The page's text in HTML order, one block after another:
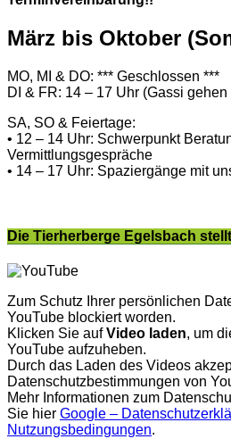
März bis Oktober
MO, MI & DO: *** Geschlossen ***
DI & FR: 14 – 17 Uhr (Gassi
SA, SO & Feiertage:
• 12 – 14 Uhr: Schwerpunkt
Vermittlungsgespräche
• 14 – 17 Uhr: Spaziergänge mit
Die Tierherberge Egelsbach
Zum Schutz Ihrer persönlichen
YouTube blockiert worden.
Klicken Sie aufVideo laden, um
YouTube aufzuheben.
Durch das Laden des Videos
Datenschutzbestimmungen von
Mehr Informationen zum
Sie hier Google –
Nutzungsbedingungen.